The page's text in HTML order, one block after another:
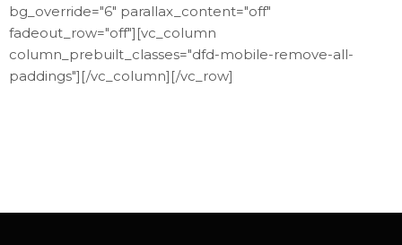
bg_override="6" parallax_content="off"
fadeout_row="off"][vc_column
column_prebuilt_classes="dfd-mobile-remove-all-
paddings"][/vc_column][/vc_row]